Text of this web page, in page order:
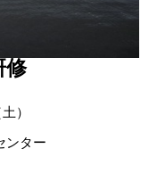
）
ンター